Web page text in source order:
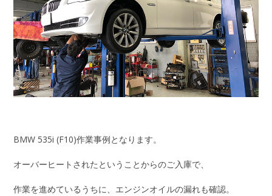
BMW 535i (F10)作業事例となります。
オーバーヒートされたということからのご入庫で、
作業を進めているうちに、エンジンオイルの漏れも確認。